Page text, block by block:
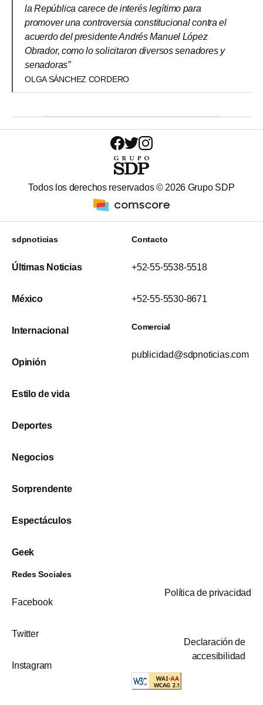
la República carece de interés legítimo para
promover una controversia constitucional contra el
acuerdo del presidente Andrés Manuel López
Obrador, como lo solicitaron diversos senadores y
senadoras”
OLGA SÁNCHEZ CORDERO
Todos los derechos reservados © 2026 Grupo SDP
sdpnoticias
Últimas Noticias
México
Internacional
Opinión
Estilo de vida
Deportes
Negocios
Sorprendente
Espectáculos
Geek
Contacto
+52-55-5538-5518
+52-55-5530-8671
Comercial
publicidad@sdpnoticias.com
Redes Sociales
Facebook
Twitter
Instagram
Política de privacidad
Declaración de
accesibilidad